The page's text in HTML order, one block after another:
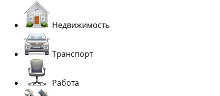
Недвижимость
Транспорт
Работа